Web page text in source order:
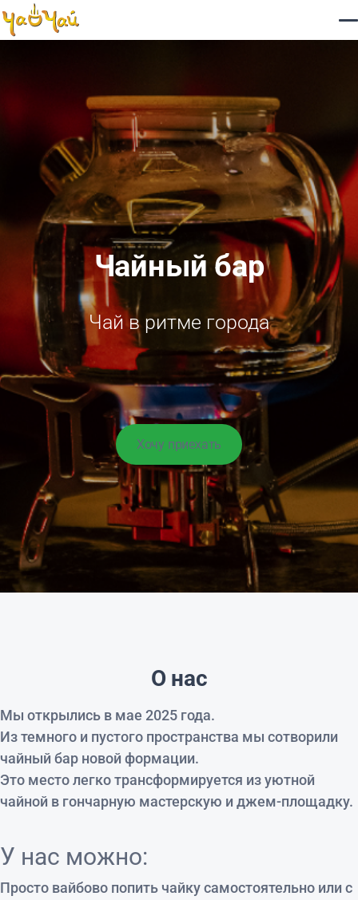
Чайный бар
Чай в ритме города
Хочу приехать
О нас
Мы открылись в мае 2025 года.
Из темного и пустого пространства мы сотворили
чайный бар новой формации.
Это место легко трансформируется из уютной
чайной в гончарную мастерскую и джем-площадку.
У нас можно:
Просто вайбово попить чайку самостоятельно или с